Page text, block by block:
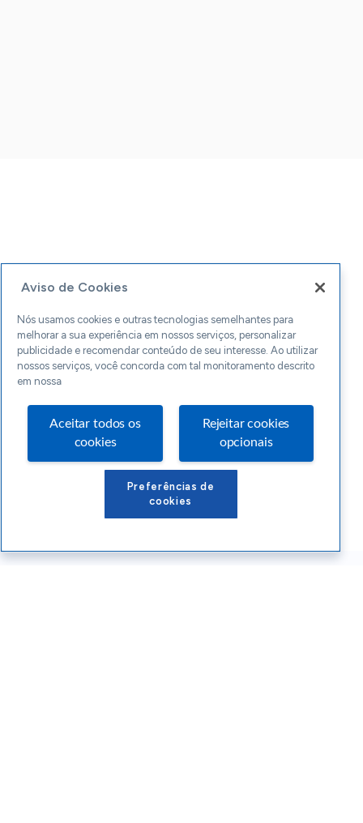
Aviso de Cookies
Nós usamos cookies e outras tecnologias semelhantes para
melhorar a sua experiência em nossos serviços, personalizar
publicidade e recomendar conteúdo de seu interesse. Ao utilizar
nossos serviços, você concorda com tal monitoramento descrito
em nossa
Aceitar todos os
cookies
Rejeitar cookies
opcionais
Preferências de
cookies